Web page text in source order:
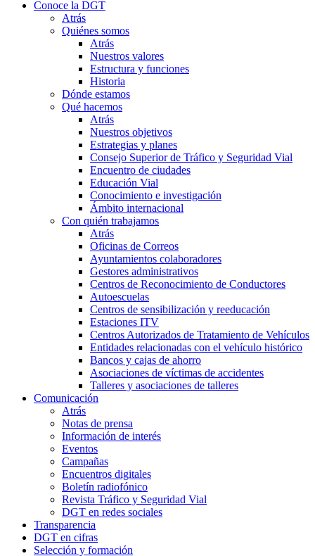
Conoce la DGT
Atrás
Quiénes somos
Atrás
Nuestros valores
Estructura y funciones
Historia
Dónde estamos
Qué hacemos
Atrás
Nuestros objetivos
Estrategias y planes
Consejo Superior de Tráfico y Seguridad Vial
Encuentro de ciudades
Educación Vial
Conocimiento e investigación
Ámbito internacional
Con quién trabajamos
Atrás
Oficinas de Correos
Ayuntamientos colaboradores
Gestores administrativos
Centros de Reconocimiento de Conductores
Autoescuelas
Centros de sensibilización y reeducación
Estaciones ITV
Centros Autorizados de Tratamiento de Vehículos
Entidades relacionadas con el vehículo histórico
Bancos y cajas de ahorro
Asociaciones de víctimas de accidentes
Talleres y asociaciones de talleres
Comunicación
Atrás
Notas de prensa
Información de interés
Eventos
Campañas
Encuentros digitales
Boletín radiofónico
Revista Tráfico y Seguridad Vial
DGT en redes sociales
Transparencia
DGT en cifras
Selección y formación